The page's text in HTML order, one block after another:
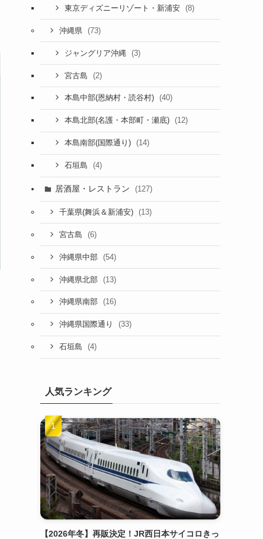
東京ディズニーリゾート・新浦安 (8)
沖縄県 (73)
ジャングリア沖縄 (3)
宮古島 (2)
本島中部(恩納村・読谷村) (40)
本島北部(名護・本部町・瀬底) (12)
本島南部(国際通り) (14)
石垣島 (4)
居酒屋・レストラン (127)
千葉県(舞浜＆新浦安) (13)
宮古島 (6)
沖縄県中部 (54)
沖縄県北部 (13)
沖縄県南部 (16)
沖縄県国際通り (33)
石垣島 (4)
人気ランキング
【2026年冬】再販決定！JR西日本サイコロきっ